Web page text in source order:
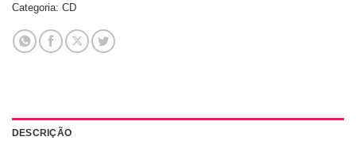
Categoria: CD
DESCRIÇÃO